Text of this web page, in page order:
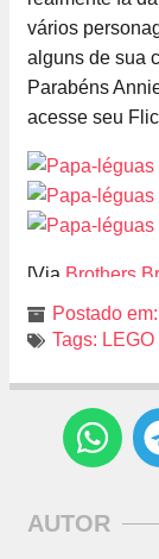
vários
alguns de sua
Parabéns
acesse seu
[Via Brothers
Postado em:
Tags: LEGO
AUTOR